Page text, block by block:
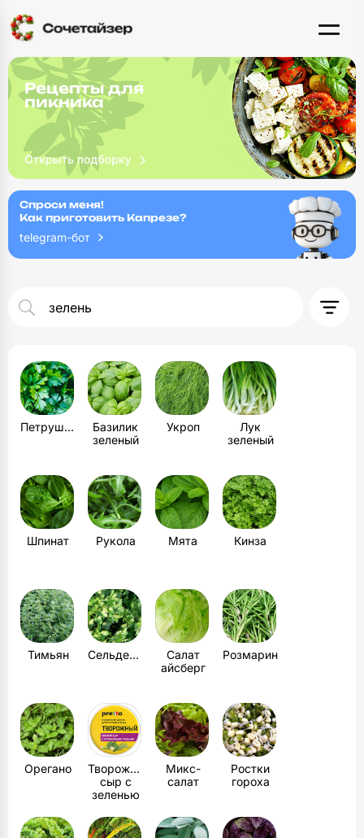
Рецепты для
пикника
Спроси меня!
Как приготовить Капрезе?
telegram-бот
Петрушка
Базилик
зеленый
Укроп
Лук
зеленый
Шпинат Рукола Мята Кинза
Тимьян Сельдерей
Салат
айсберг
Розмарин
Орегано
Творожный
сыр с
зеленью
Микс-
салат
Ростки
гороха